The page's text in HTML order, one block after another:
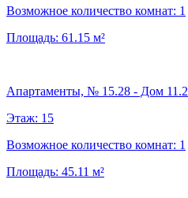
Возможное количество комнат: 1
Площадь: 61.15 м²
Апартаменты, № 15.28 - Дом 11.2
Этаж: 15
Возможное количество комнат: 1
Площадь: 45.11 м²